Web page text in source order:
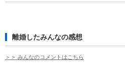
離婚したみんなの感想
＞＞ みんなのコメントはこちら